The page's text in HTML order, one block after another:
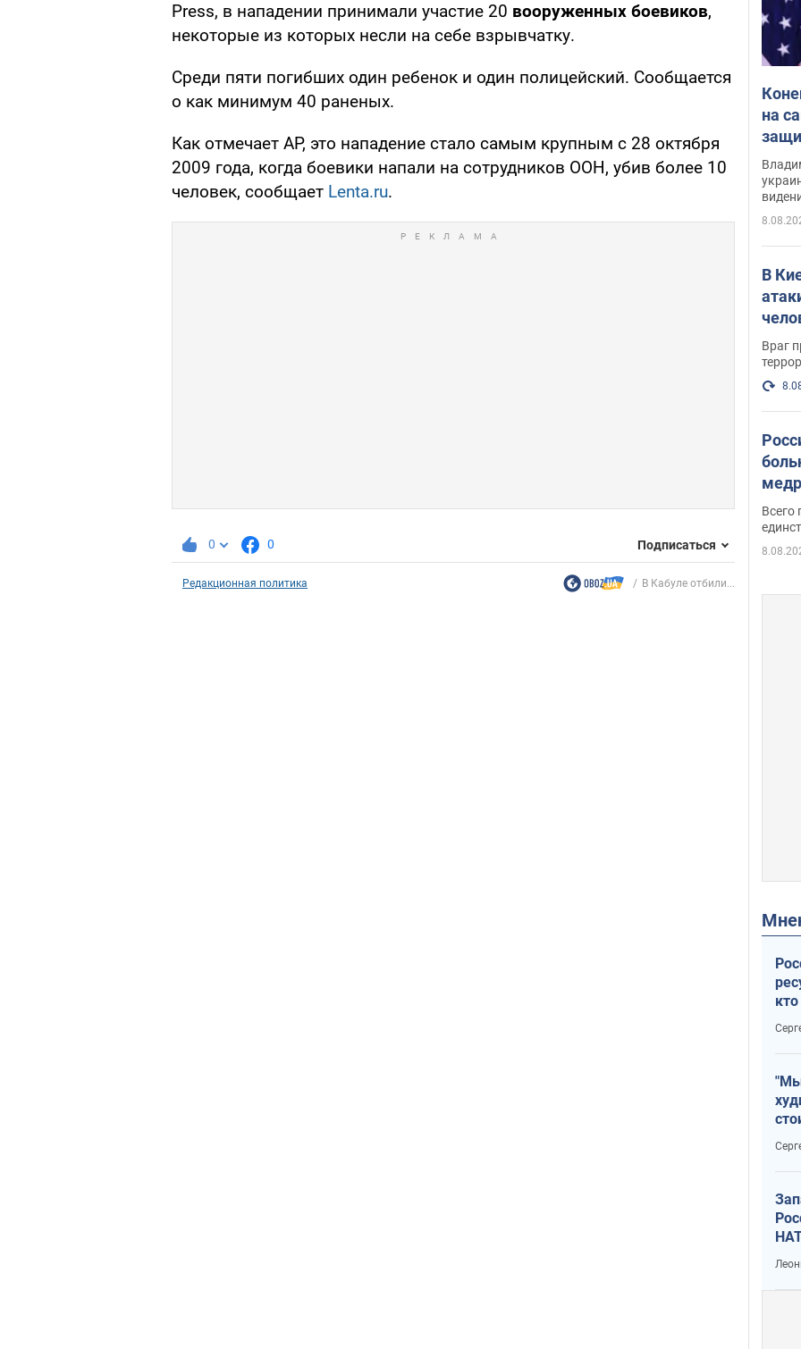
Press, в нападении принимали участие 20 вооруженных боевиков,
некоторые из которых несли на себе взрывчатку.
Среди пяти погибших один ребенок и один полицейский. Сообщается
о как минимум 40 раненых.
Как отмечает AP, это нападение стало самым крупным с 28 октября
2009 года, когда боевики напали на сотрудников ООН, убив более 10
человек, сообщает Lenta.ru.
0 0 Подписаться
Редакционная политика В Кабуле отбили...
на
В
Враг
Всего